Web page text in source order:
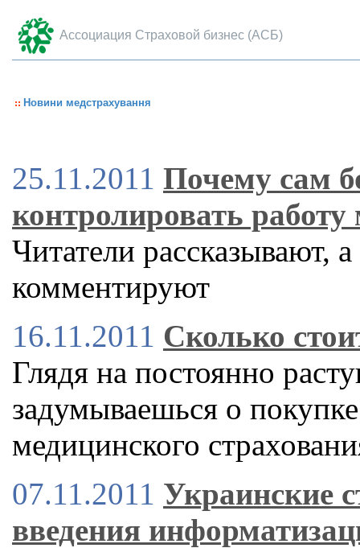
Ассоциация Страховой бизнес (АСБ)
Новини медстрахування
25.11.2011 Почему сам
контролировать работу
Читатели рассказывают,
комментируют
16.11.2011 Сколько
Глядя на постоянно
задумываешься о
медицинского
07.11.2011 Украинские
введения